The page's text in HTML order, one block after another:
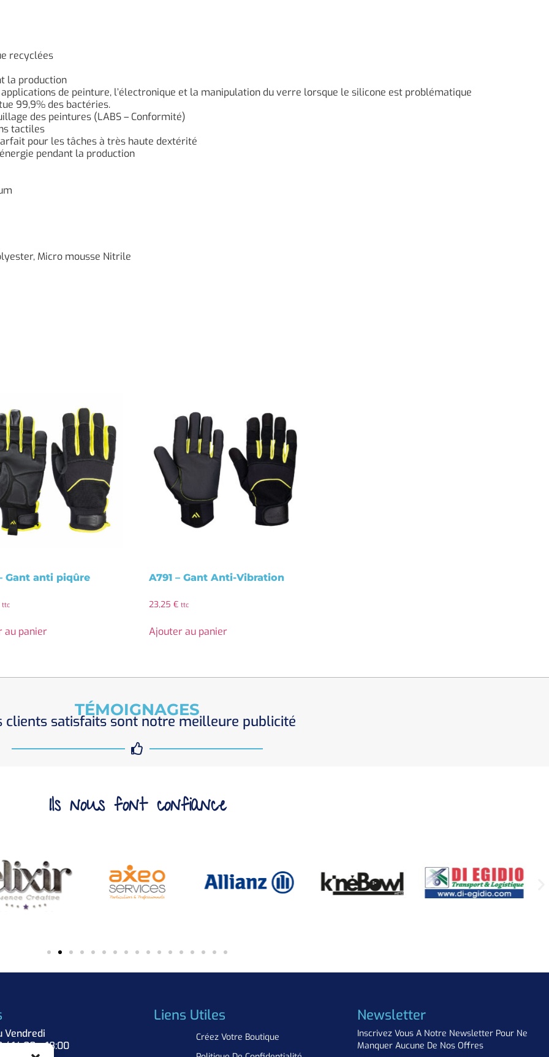
recyclées
la production
de peinture, l’électronique et la manipulation du verre lorsque le silicone est problématique
99,9% des bactéries.
des peintures (LABS – Conformité)
tactiles
pour les tâches à très haute dextérité
pendant la production
Micro mousse Nitrile
Gant anti piqûre
ttc
au panier
A791 – Gant Anti-Vibration
23,25€ ttc
Ajouter au panier
TÉMOIGNAGES
clients satisfaits sont notre meilleure publicité
Ils nous font confiance
Vendredi
/ 14:00 – 18:00
Liens Utiles
Créez Votre Boutique
Newsletter
Inscrivez Vous A Notre Newsletter Pour Ne
Manquer Aucune De Nos Offres